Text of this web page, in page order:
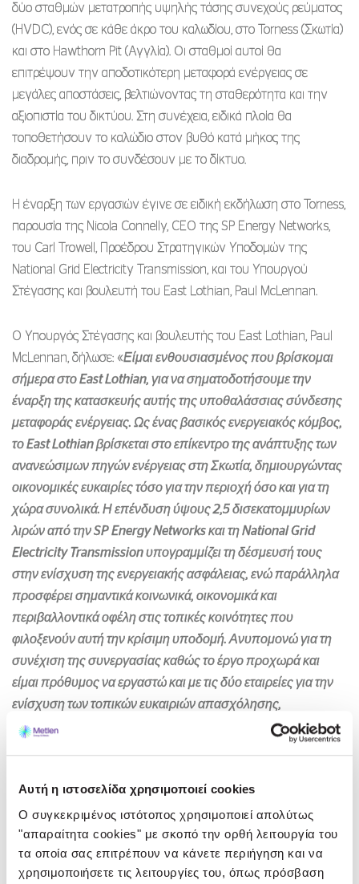
Αυτή η ιστοσελίδα χρησιμοποιεί cookies
Ο συγκεκριμένος ιστότοπος χρησιμοποιεί απολύτως
"απαραίτητα cookies" με σκοπό την ορθή λειτουργία του
τα οποία σας επιτρέπουν να κάνετε περιήγηση και να
χρησιμοποιήσετε τις λειτουργίες του, όπως πρόσβαση
δύο σταθμών μετατροπής υψηλής τάσης συνεχούς ρεύματος
(HVDC), ενός σε κάθε άκρο του καλωδίου, στο Torness (Σκωτία)
και στο Hawthorn Pit (Αγγλία). Οι σταθμοί αυτοί θα
επιτρέψουν την αποδοτικότερη μεταφορά ενέργειας σε
μεγάλες αποστάσεις, βελτιώνοντας τη σταθερότητα και την
αξιοπιστία του δικτύου. Στη συνέχεια, ειδικά πλοία θα
τοποθετήσουν το καλώδιο στον βυθό κατά μήκος της
διαδρομής, πριν το συνδέσουν με το δίκτυο.
Η έναρξη των εργασιών έγινε σε ειδική εκδήλωση στο Torness,
παρουσία της Nicola Connelly, CEO της SP Energy Networks,
του Carl Trowell, Προέδρου Στρατηγικών Υποδομών της
National Grid Electricity Transmission, και του Υπουργού
Στέγασης και βουλευτή του East Lothian, Paul McLennan.
Ο Υπουργός Στέγασης και βουλευτής του East Lothian, Paul
McLennan, δήλωσε: «Είμαι ενθουσιασμένος που βρίσκομαι
σήμερα στο East Lothian, για να σηματοδοτήσουμε την
έναρξη της κατασκευής αυτής της υποθαλάσσιας σύνδεσης
μεταφοράς ενέργειας. Ως ένας βασικός ενεργειακός κόμβος,
το East Lothian βρίσκεται στο επίκεντρο της ανάπτυξης των
ανανεώσιμων πηγών ενέργειας στη Σκωτία, δημιουργώντας
οικονομικές ευκαιρίες τόσο για την περιοχή όσο και για τη
χώρα συνολικά. Η επένδυση ύψους 2,5 δισεκατομμυρίων
λιρών από την SP Energy Networks και τη National Grid
Electricity Transmission υπογραμμίζει τη δέσμευσή τους
στην ενίσχυση της ενεργειακής ασφάλειας, ενώ παράλληλα
προσφέρει σημαντικά κοινωνικά, οικονομικά και
περιβαλλοντικά οφέλη στις τοπικές κοινότητες που
φιλοξενούν αυτή την κρίσιμη υποδομή. Ανυπομονώ για τη
συνέχιση της συνεργασίας καθώς το έργο προχωρά και
είμαι πρόθυμος να εργαστώ και με τις δύο εταιρείες για την
ενίσχυση των τοπικών ευκαιριών απασχόλησης,
διασφαλίζοντας ότι η επένδυση θα αποφέρει πραγματικά
Η συμβολή της METLEN στο έργο είναι στρατηγική, καθώς
αξιοποιεί την εξειδίκευσή της στην ανάπτυξη υποδομών και
διαχείριση ενέργειας, συμβάλλοντας καθοριστικά στη
μετάβαση σε ένα πιο βιώσιμο ενεργειακό σύστημα.